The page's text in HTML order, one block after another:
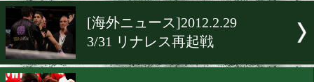
[試合結果]2012.3.4
3団体王者クリチコ防衛戦